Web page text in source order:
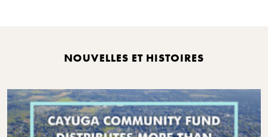
NOUVELLES ET HISTOIRES